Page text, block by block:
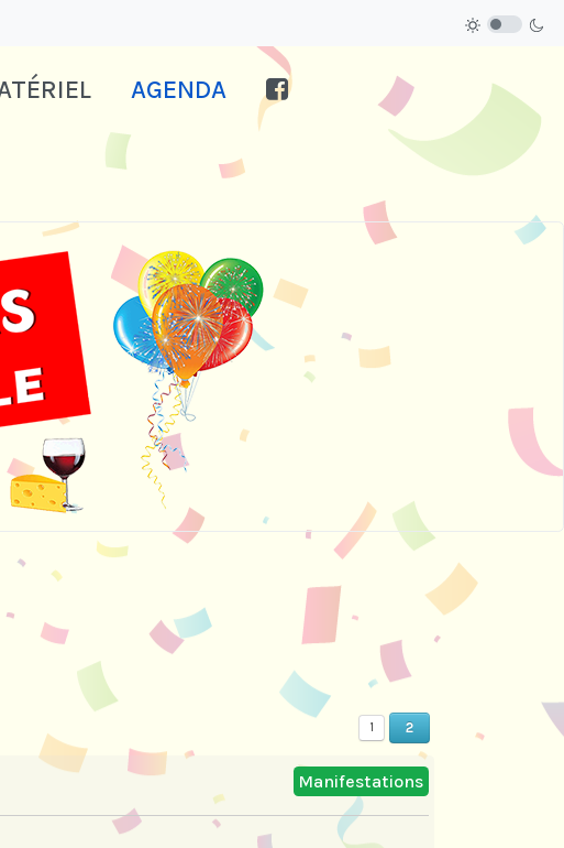
AGENDA
1 2
Manifestations